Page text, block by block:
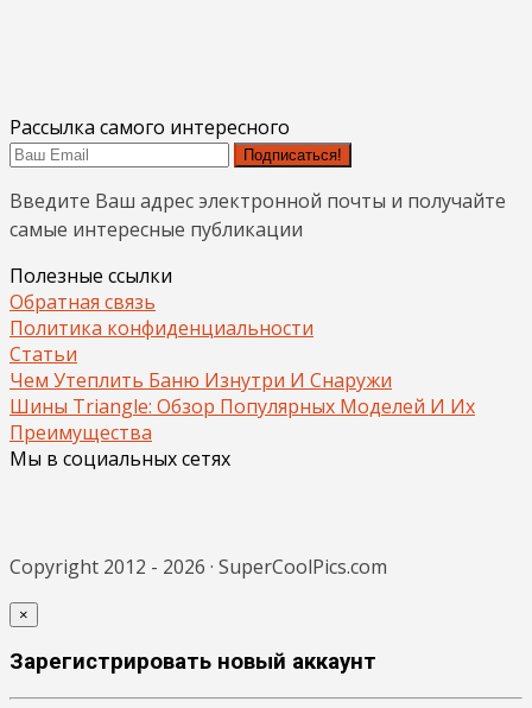
Рассылка самого интересного
Подписаться!
Введите Ваш адрес электронной почты и получайте
самые интересные публикации
Полезные ссылки
Обратная связь
Политика конфиденциальности
Статьи
Чем Утеплить Баню Изнутри И Снаружи
Шины Triangle: Обзор Популярных Моделей И Их
Преимущества
Мы в социальных сетях
Copyright 2012 - 2026 · SuperCoolPics.com
×
Зарегистрировать новый аккаунт